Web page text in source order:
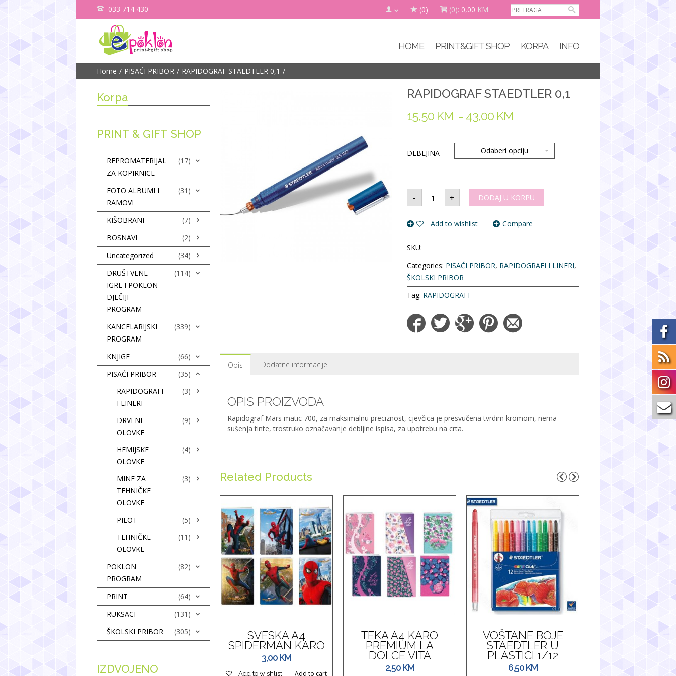
033 714 430 (0) (0): 0,00 KM
HOME PRINT&GIFT SHOP KORPA INFO
Home PISAĆI PRIBOR RAPIDOGRAF STAEDTLER 0,1
RAPIDOGRAF STAEDTLER 0,1
15,50 KM – 43,00 KM
DEBLJINA Odaberi opciju
-
STAEDTLER
količina
+ DODAJ U KORPU
Add to wishlist Compare
SKU:
Categories: PISAĆI PRIBOR, RAPIDOGRAFI I LINERI,
ŠKOLSKI PRIBOR
Tag: RAPIDOGRAFI
Opis Dodatne informacije
OPIS PROIZVODA
Rapidograf Mars matic 700, za maksimalnu preciznost, cjevčica je presvučena tvrdim kromom, nema
sušenja tinte, trostruko označavanje debljine ispisa, za upotrebu na crta.
Related Products
SVESKA A4
SPIDERMAN KARO
3,00KM
Add to wishlist Add to cart
TEKA A4 KARO
PREMIUM LA
DOLCE VITA
2,50KM
VOŠTANE BOJE
STAEDTLER U
PLASTICI 1/12
6,50KM
Korpa
PRINT & GIFT SHOP
REPROMATERIJAL
ZA KOPIRNICE
(17)
FOTO ALBUMI I
RAMOVI
(31)
KIŠOBRANI
(7)
BOSNAVI
(2)
Uncategorized
(34)
DRUŠTVENE
IGRE I POKLON
DJEČIJI
PROGRAM
(114)
KANCELARIJSKI
PROGRAM
(339)
KNJIGE
(66)
PISAĆI PRIBOR
(35)
RAPIDOGRAFI
I LINERI
(3)
DRVENE
OLOVKE
(9)
HEMIJSKE
OLOVKE
(4)
MINE ZA
TEHNIČKE
OLOVKE
(3)
PILOT
(5)
TEHNIČKE
OLOVKE
(11)
POKLON
PROGRAM
(82)
PRINT
(64)
RUKSACI
(131)
ŠKOLSKI PRIBOR
(305)
IZDVOJENO